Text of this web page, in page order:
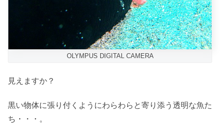
OLYMPUS DIGITAL CAMERA
見えますか？
黒い物体に張り付くようにわらわらと寄り添う透明な魚た
ち・・・。